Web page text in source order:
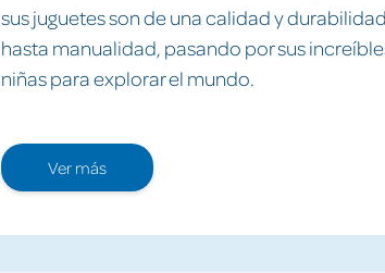
sus juguetes son de una calidad y
hasta manualidad, pasando por sus
niñas para explorar el mundo.
Ver más